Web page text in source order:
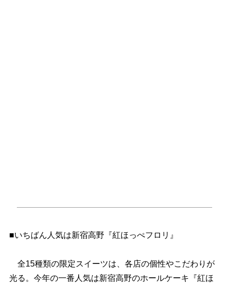
■いちばん人気は新宿高野『紅ほっぺフロリ』
全15種類の限定スイーツは、各店の個性やこだわりが
光る。今年の一番人気は新宿高野のホールケーキ『紅ほ